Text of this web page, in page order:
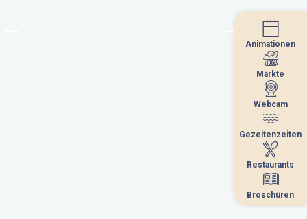
Animationen
Märkte
Webcam
Gezeitenzeiten
Restaurants
Broschüren